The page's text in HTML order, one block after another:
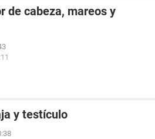
de cabeza, mareos y
y testículo